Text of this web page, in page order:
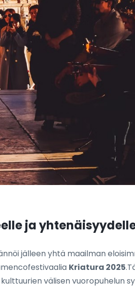
ja
jälleen yhtä maailman
Kriatura 2025
välisen vuoropuhelun